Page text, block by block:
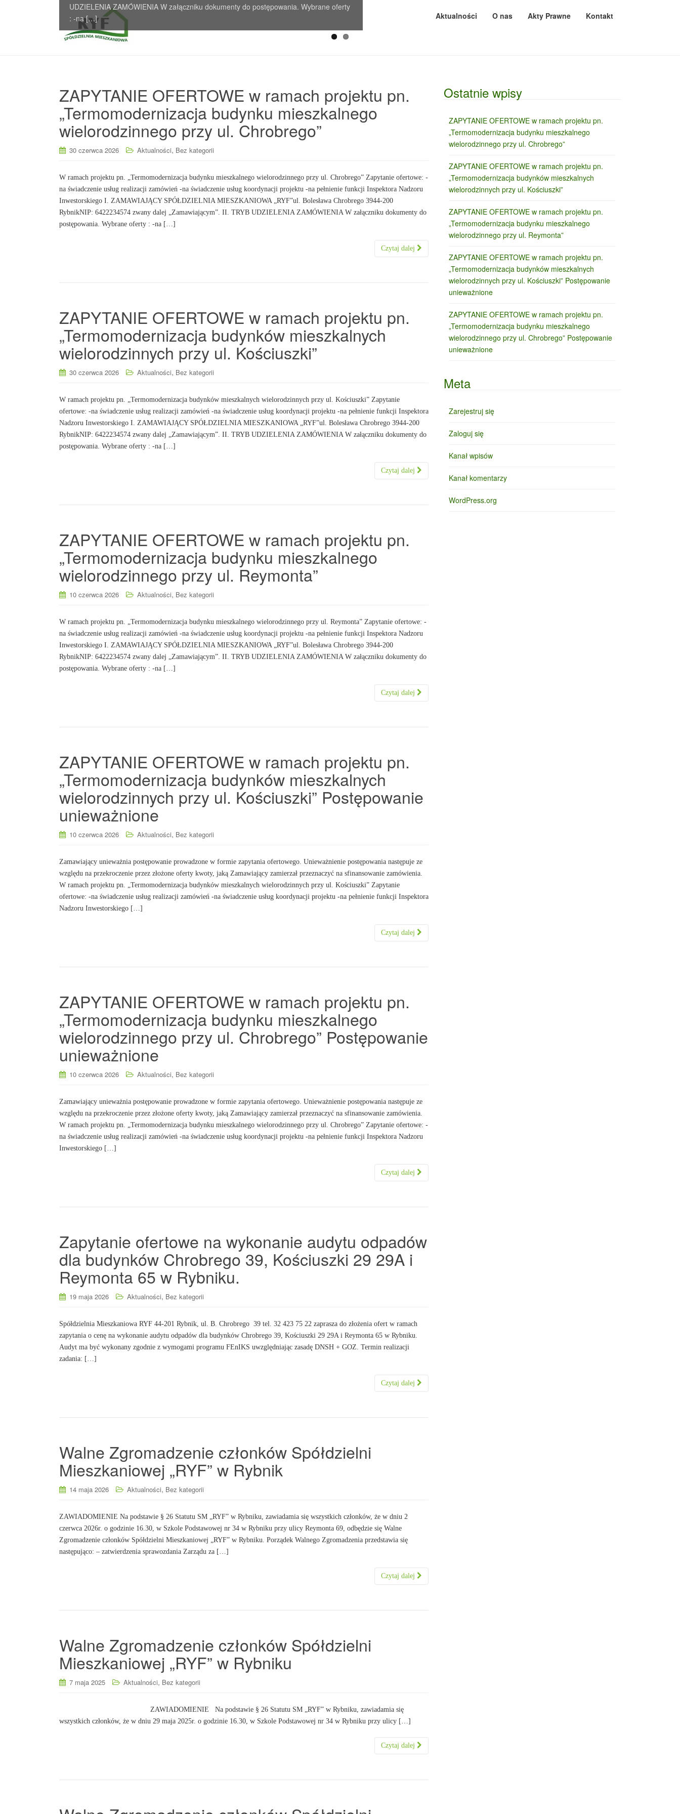
Aktualności O nas Akty Prawne Kontakt
UDZIELENIA ZAMÓWIENIA W załączniku dokumenty do postępowania. Wybrane oferty
: -na […]
UDZIELENIA ZAMÓWIENIA W załączniku dokumenty do postępowania. Wybrane oferty
: -na […]
ZAPYTANIE OFERTOWE w ramach projektu pn.
„Termomodernizacja budynku mieszkalnego
wielorodzinnego przy ul. Chrobrego”
30 czerwca 2026 Aktualności, Bez kategorii
W ramach projektu pn. „Termomodernizacja budynku mieszkalnego wielorodzinnego przy ul. Chrobrego” Zapytanie ofertowe: -
na świadczenie usług realizacji zamówień -na świadczenie usług koordynacji projektu -na pełnienie funkcji Inspektora Nadzoru
Inwestorskiego I. ZAMAWIAJĄCY SPÓŁDZIELNIA MIESZKANIOWA „RYF”ul. Bolesława Chrobrego 3944‑200
RybnikNIP: 6422234574 zwany dalej „Zamawiającym”. II. TRYB UDZIELENIA ZAMÓWIENIA W załączniku dokumenty do
postępowania. Wybrane oferty : -na […]
Czytaj dalej
ZAPYTANIE OFERTOWE w ramach projektu pn.
„Termomodernizacja budynków mieszkalnych
wielorodzinnych przy ul. Kościuszki”
30 czerwca 2026 Aktualności, Bez kategorii
W ramach projektu pn. „Termomodernizacja budynków mieszkalnych wielorodzinnych przy ul. Kościuszki” Zapytanie
ofertowe: -na świadczenie usług realizacji zamówień -na świadczenie usług koordynacji projektu -na pełnienie funkcji Inspektora
Nadzoru Inwestorskiego I. ZAMAWIAJĄCY SPÓŁDZIELNIA MIESZKANIOWA „RYF”ul. Bolesława Chrobrego 3944‑200
RybnikNIP: 6422234574 zwany dalej „Zamawiającym”. II. TRYB UDZIELENIA ZAMÓWIENIA W załączniku dokumenty do
postępowania. Wybrane oferty : -na […]
Czytaj dalej
ZAPYTANIE OFERTOWE w ramach projektu pn.
„Termomodernizacja budynku mieszkalnego
wielorodzinnego przy ul. Reymonta”
10 czerwca 2026 Aktualności, Bez kategorii
W ramach projektu pn. „Termomodernizacja budynku mieszkalnego wielorodzinnego przy ul. Reymonta” Zapytanie ofertowe: -
na świadczenie usług realizacji zamówień -na świadczenie usług koordynacji projektu -na pełnienie funkcji Inspektora Nadzoru
Inwestorskiego I. ZAMAWIAJĄCY SPÓŁDZIELNIA MIESZKANIOWA „RYF”ul. Bolesława Chrobrego 3944‑200
RybnikNIP: 6422234574 zwany dalej „Zamawiającym”. II. TRYB UDZIELENIA ZAMÓWIENIA W załączniku dokumenty do
postępowania. Wybrane oferty : -na […]
Czytaj dalej
ZAPYTANIE OFERTOWE w ramach projektu pn.
„Termomodernizacja budynków mieszkalnych
wielorodzinnych przy ul. Kościuszki” Postępowanie
unieważnione
10 czerwca 2026 Aktualności, Bez kategorii
Zamawiający unieważnia postępowanie prowadzone w formie zapytania ofertowego. Unieważnienie postępowania następuje ze
względu na przekroczenie przez złożone oferty kwoty, jaką Zamawiający zamierzał przeznaczyć na sfinansowanie zamówienia.
W ramach projektu pn. „Termomodernizacja budynków mieszkalnych wielorodzinnych przy ul. Kościuszki” Zapytanie
ofertowe: -na świadczenie usług realizacji zamówień -na świadczenie usług koordynacji projektu -na pełnienie funkcji Inspektora
Nadzoru Inwestorskiego […]
Czytaj dalej
ZAPYTANIE OFERTOWE w ramach projektu pn.
„Termomodernizacja budynku mieszkalnego
wielorodzinnego przy ul. Chrobrego” Postępowanie
unieważnione
10 czerwca 2026 Aktualności, Bez kategorii
Zamawiający unieważnia postępowanie prowadzone w formie zapytania ofertowego. Unieważnienie postępowania następuje ze
względu na przekroczenie przez złożone oferty kwoty, jaką Zamawiający zamierzał przeznaczyć na sfinansowanie zamówienia.
W ramach projektu pn. „Termomodernizacja budynku mieszkalnego wielorodzinnego przy ul. Chrobrego” Zapytanie ofertowe: -
na świadczenie usług realizacji zamówień -na świadczenie usług koordynacji projektu -na pełnienie funkcji Inspektora Nadzoru
Inwestorskiego […]
Czytaj dalej
Zapytanie ofertowe na wykonanie audytu odpadów
dla budynków Chrobrego 39, Kościuszki 29 29A i
Reymonta 65 w Rybniku.
19 maja 2026 Aktualności, Bez kategorii
Spółdzielnia Mieszkaniowa RYF 44-201 Rybnik, ul. B. Chrobrego 39 tel. 32 423 75 22 zaprasza do złożenia ofert w ramach
zapytania o cenę na wykonanie audytu odpadów dla budynków Chrobrego 39, Kościuszki 29 29A i Reymonta 65 w Rybniku.
Audyt ma być wykonany zgodnie z wymogami programu FEnIKS uwzględniając zasadę DNSH + GOZ. Termin realizacji
zadania: […]
Czytaj dalej
Walne Zgromadzenie członków Spółdzielni
Mieszkaniowej „RYF” w Rybnik
14 maja 2026 Aktualności, Bez kategorii
ZAWIADOMIENIE Na podstawie § 26 Statutu SM „RYF” w Rybniku, zawiadamia się wszystkich członków, że w dniu 2
czerwca 2026r. o godzinie 16.30, w Szkole Podstawowej nr 34 w Rybniku przy ulicy Reymonta 69, odbędzie się Walne
Zgromadzenie członków Spółdzielni Mieszkaniowej „RYF” w Rybniku. Porządek Walnego Zgromadzenia przedstawia się
następująco: – zatwierdzenia sprawozdania Zarządu za […]
Czytaj dalej
Walne Zgromadzenie członków Spółdzielni
Mieszkaniowej „RYF” w Rybniku
7 maja 2025 Aktualności, Bez kategorii
ZAWIADOMIENIE Na podstawie § 26 Statutu SM „RYF” w Rybniku, zawiadamia się
wszystkich członków, że w dniu 29 maja 2025r. o godzinie 16.30, w Szkole Podstawowej nr 34 w Rybniku przy ulicy […]
Czytaj dalej
Ostatnie wpisy
ZAPYTANIE OFERTOWE w ramach projektu pn.
„Termomodernizacja budynku mieszkalnego
wielorodzinnego przy ul. Chrobrego”
ZAPYTANIE OFERTOWE w ramach projektu pn.
„Termomodernizacja budynków mieszkalnych
wielorodzinnych przy ul. Kościuszki”
ZAPYTANIE OFERTOWE w ramach projektu pn.
„Termomodernizacja budynku mieszkalnego
wielorodzinnego przy ul. Reymonta”
ZAPYTANIE OFERTOWE w ramach projektu pn.
„Termomodernizacja budynków mieszkalnych
wielorodzinnych przy ul. Kościuszki” Postępowanie
unieważnione
ZAPYTANIE OFERTOWE w ramach projektu pn.
„Termomodernizacja budynku mieszkalnego
wielorodzinnego przy ul. Chrobrego” Postępowanie
unieważnione
Meta
Zarejestruj się
Zaloguj się
Kanał wpisów
Kanał komentarzy
WordPress.org